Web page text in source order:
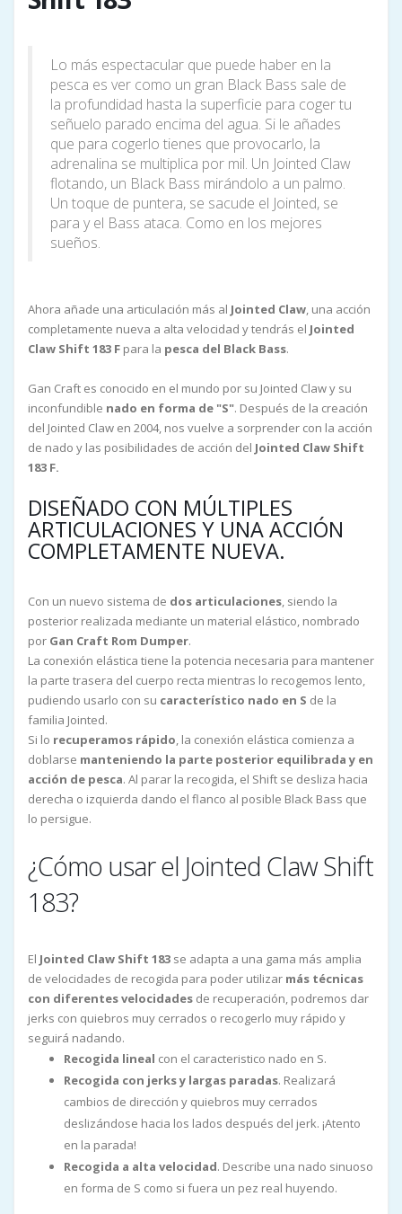
Lo más espectacular que puede haber en la
pesca es ver como un gran Black Bass sale de
la profundidad hasta la superficie para coger tu
señuelo parado encima del agua. Si le añades
que para cogerlo tienes que provocarlo, la
adrenalina se multiplica por mil. Un Jointed Claw
flotando, un Black Bass mirándolo a un palmo.
Un toque de puntera, se sacude el Jointed, se
para y el Bass ataca. Como en los mejores
sueños.
Ahora añade una articulación más al Jointed Claw, una acción
completamente nueva a alta velocidad y tendrás el Jointed
Claw Shift 183 F para la pesca del Black Bass.
Gan Craft es conocido en el mundo por su Jointed Claw y su
inconfundible nado en forma de "S". Después de la creación
del Jointed Claw en 2004, nos vuelve a sorprender con la acción
de nado y las posibilidades de acción del Jointed Claw Shift
183 F.
DISEÑADO CON MÚLTIPLES
ARTICULACIONES Y UNA ACCIÓN
COMPLETAMENTE NUEVA.
Con un nuevo sistema de dos articulaciones, siendo la
posterior realizada mediante un material elástico, nombrado
por Gan Craft Rom Dumper.
La conexión elástica tiene la potencia necesaria para mantener
la parte trasera del cuerpo recta mientras lo recogemos lento,
pudiendo usarlo con su característico nado en S de la
familia Jointed.
Si lo recuperamos rápido, la conexión elástica comienza a
doblarse manteniendo la parte posterior equilibrada y en
acción de pesca. Al parar la recogida, el Shift se desliza hacia
derecha o izquierda dando el flanco al posible Black Bass que
lo persigue.
¿Cómo usar el Jointed Claw Shift
183?
El Jointed Claw Shift 183 se adapta a una gama más amplia
de velocidades de recogida para poder utilizar más técnicas
con diferentes velocidades de recuperación, podremos dar
jerks con quiebros muy cerrados o recogerlo muy rápido y
seguirá nadando.
Recogida lineal con el caracteristico nado en S.
Recogida con jerks y largas paradas. Realizará
cambios de dirección y quiebros muy cerrados
deslizándose hacia los lados después del jerk. ¡Atento
en la parada!
Recogida a alta velocidad. Describe una nado sinuoso
en forma de S como si fuera un pez real huyendo.